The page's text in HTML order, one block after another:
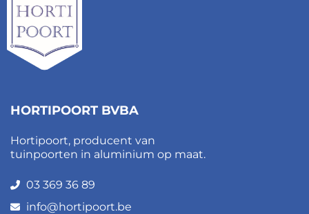
HORTIPOORT BVBA
Hortipoort, producent van
tuinpoorten in aluminium op maat.
03 369 36 89
info@hortipoort.be